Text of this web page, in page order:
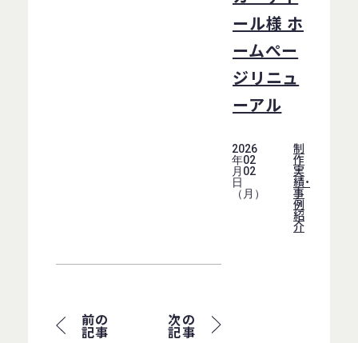
ール様 ホ
ームぺー
ジリニュ
ーアル
2026
年02
月02
日
（月）
制
作
実
績・
事
例
紹
介
前の
記事
次の
記事